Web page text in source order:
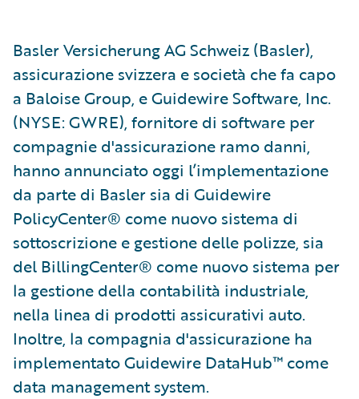
Basler Versicherung AG Schweiz (Basler),
assicurazione svizzera e società che fa capo
a Baloise Group, e Guidewire Software, Inc.
(NYSE: GWRE), fornitore di software per
compagnie d'assicurazione ramo danni,
hanno annunciato oggi l’implementazione
da parte di Basler sia di Guidewire
PolicyCenter® come nuovo sistema di
sottoscrizione e gestione delle polizze, sia
del BillingCenter® come nuovo sistema per
la gestione della contabilità industriale,
nella linea di prodotti assicurativi auto.
Inoltre, la compagnia d'assicurazione ha
implementato Guidewire DataHub™ come
data management system.